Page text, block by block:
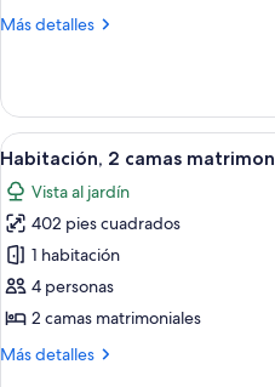
King
(View)
Más detalles
Más
1
cama
King
size,
Terraza
(View)
Abrir
todas
las
fotos
de
Habitación,
2
matrimoniales,
9
Habitación, 2 camas
Vista al jardín
402 pies cuadrados
1 habitación
4 personas
2 camas matrimoniales
Más detalles
Más